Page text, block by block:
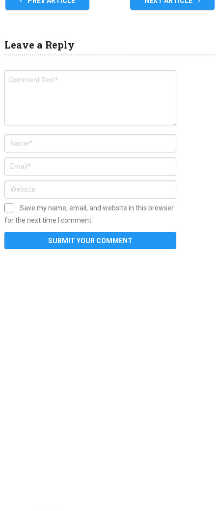
Leave a Reply
Save my name, email, and website in this browser
for the next time I comment.